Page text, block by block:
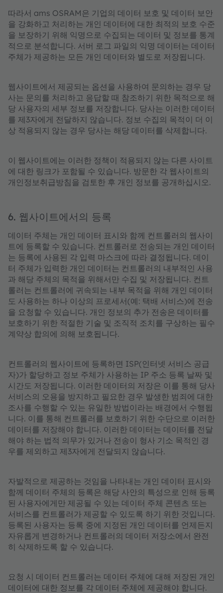
따라서 ams OSRAM은 기업의 데이터 보호 및 데이터 보안
을 강화하고 처리하는 개인 데이터에 대한 최적의 보호 수준
을 보장하기 위해 익명으로 수집되는 데이터 및 정보를 통계
적으로 분석합니다. 서버 로그 파일의 익명 데이터는 데이터
주체가 제공하는 모든 개인 데이터와 별도로 저장됩니다.
웹사이트에서 제공되는 옵션을 사용하여 문의하는 경우 당
사는 문의를 처리하고 응답할 때 참조하기 위한 목적으로 해
당 사용자의 세부 정보를 저장합니다. 당사는 이러한 데이터
를 제3자에게 전달하지 않습니다. 정보 수집의 목적이 더 이
상 적용되지 않는 경우 당사는 해당 데이터를 삭제합니다.
이 웹사이트에는 이러한 정책이 적용되지 않는 다른 사이트
에 대한 링크가 포함될 수 있습니다. 방문한 각 웹사이트의
개인정보취급방침을 검토한 후 개인 정보를 공개하십시오.
6. 웹사이트에서의 등록
데이터 주체는 개인 데이터 표시와 함께 컨트롤러의 웹사이
트에 등록할 수 있습니다. 컨트롤러로 전송되는 개인 데이터
는 등록에 사용된 각 입력 마스크에 따라 결정됩니다. 데이
터 주체가 입력한 개인 데이터는 컨트롤러의 내부적인 사용
과 해당 주체의 목적을 위해서만 수집 및 저장됩니다. 컨트
롤러는 컨트롤러에 귀속되는 내부 목적을 위해 개인 데이터
도 사용하는 하나 이상의 프로세서(예: 택배 서비스)에 전송
을 요청할 수 있습니다. 개인 정보의 추가 전송은 데이터를
보호하기 위한 적절한 기술 및 조직적 조치를 구상하는 필수
계약상 합의에 의해 보호됩니다.
컨트롤러의 웹사이트에 등록하면 ISP(인터넷 서비스 공급
자)가 할당하고 정보 주체가 사용하는 IP 주소 등록 날짜 및
시간도 저장됩니다. 이러한 데이터의 저장은 이를 통해 당사
서비스의 오용을 방지하고 필요한 경우 발생한 범죄에 대한
조사를 수행할 수 있는 유일한 방법이라는 배경에서 수행됩
니다. 이를 통해 컨트롤러를 보호하기 위한 수단으로 이러한
데이터를 저장해야 합니다. 이러한 데이터는 데이터를 전달
해야 하는 법적 의무가 있거나 전송이 형사 기소 목적인 경
우를 제외하고 제3자에게 전달되지 않습니다.
자발적으로 제공하는 것임을 나타내는 개인 데이터 표시와
함께 데이터 주체의 등록은 해당 사안의 특성으로 인해 등록
된 사용자에게만 제공될 수 있는 데이터 주체 콘텐츠 또는
서비스를 컨트롤러가 제공할 수 있도록 하기 위한 것입니다.
등록된 사용자는 등록 중에 지정된 개인 데이터를 언제든지
자유롭게 변경하거나 컨트롤러의 데이터 저장소에서 완전
히 삭제하도록 할 수 있습니다.
요청 시 데이터 컨트롤러는 데이터 주체에 대해 저장된 개인
데이터에 대한 정보를 각 데이터 주체에 제공해야 합니다.